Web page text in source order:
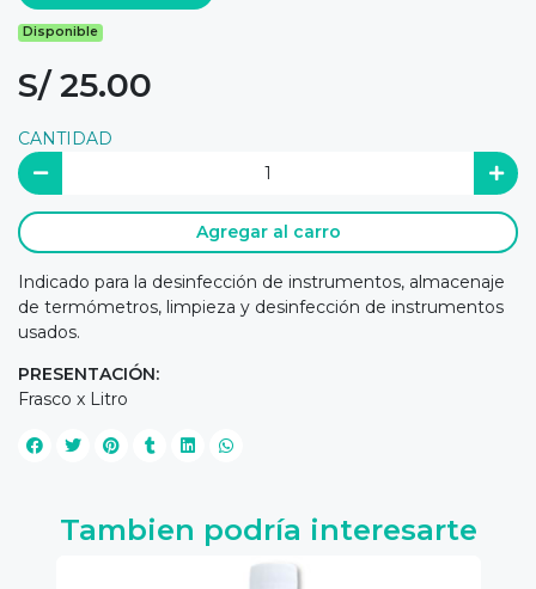
Disponible
S/ 25.00
CANTIDAD
Agregar al carro
Indicado para la desinfección de instrumentos, almacenaje
de termómetros, limpieza y desinfección de instrumentos
usados.
PRESENTACIÓN:
Frasco x Litro
Tambien podría interesarte